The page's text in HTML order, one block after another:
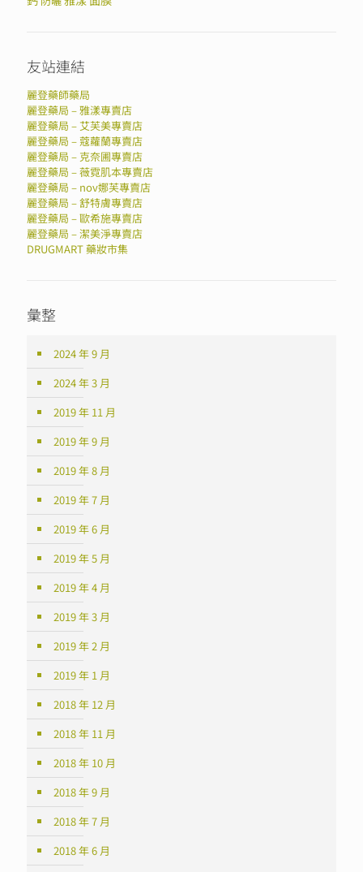
友站連結
麗登藥師藥局
麗登藥局 – 雅漾專賣店
麗登藥局 – 艾芙美專賣店
麗登藥局 – 蔻蘿蘭專賣店
麗登藥局 – 克奈圃專賣店
麗登藥局 – 薇霓肌本專賣店
麗登藥局 – nov娜芙專賣店
麗登藥局 – 舒特膚專賣店
麗登藥局 – 歐希施專賣店
麗登藥局 – 潔美淨專賣店
DRUGMART 藥妝市集
彙整
2024 年 9 月
2024 年 3 月
2019 年 11 月
2019 年 9 月
2019 年 8 月
2019 年 7 月
2019 年 6 月
2019 年 5 月
2019 年 4 月
2019 年 3 月
2019 年 2 月
2019 年 1 月
2018 年 12 月
2018 年 11 月
2018 年 10 月
2018 年 9 月
2018 年 7 月
2018 年 6 月